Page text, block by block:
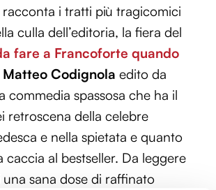
racconta i tratti più tragicomici
culla dell’editoria, la fiera del
fare a Francoforte quando
Matteo Codignola edito da
commedia spassosa che ha il
retroscena della celebre
e nella spietata e quanto
caccia al bestseller. Da leggere
sana dose di raffinato